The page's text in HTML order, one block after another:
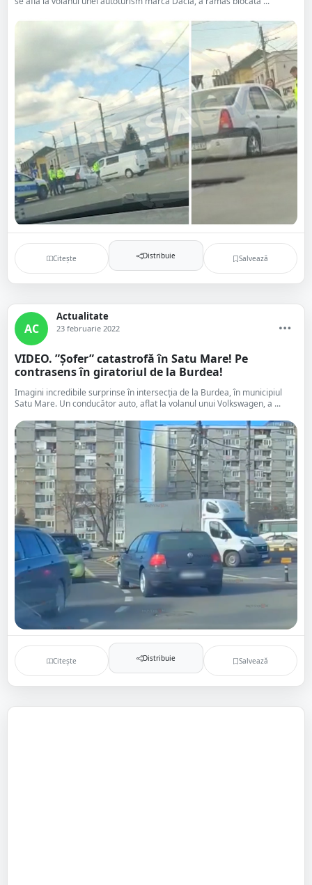
Citește Distribuie Salvează
AC
Actualitate
23 februarie 2022
VIDEO. ”Șofer” catastrofă în Satu Mare! Pe
contrasens în giratoriul de la Burdea!
Imagini incredibile surprinse în intersecția de la Burdea, în municipiul
Satu Mare. Un conducător auto, aflat la volanul unui Volkswagen, a ...
Citește Distribuie Salvează